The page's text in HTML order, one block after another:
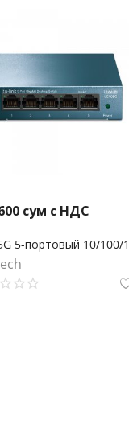
сум с НДС